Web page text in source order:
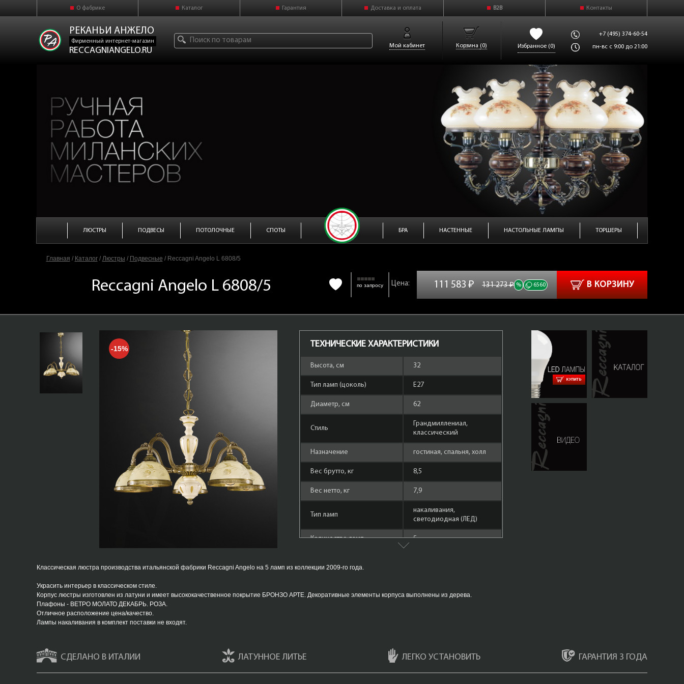
О фабрике Каталог Гарантия Доставка и оплата B2B Контакты
РЕКАНЬИ АНЖЕЛО
Фирменный интернет-магазин
RECCAGNIANGELO.RU Мой кабинет Корзина (0) Избранное (0)
+7 (495) 374-60-54
пн-вс с 9:00 до 21:00
ЛЮСТРЫ ПОДВЕСЫ ПОТОЛОЧНЫЕ СПОТЫ БРА НАСТЕННЫЕ НАСТОЛЬНЫЕ ЛАМПЫ ТОРШЕРЫ
Главная / Каталог/ Люстры / Подвесные / Reccagni Angelo L 6808/5
Reccagni Angelo L 6808/5 по запросу 111 583 ₽ 131 273 ₽ % 6560 В КОРЗИНУ
-15% ТЕХНИЧЕСКИЕ ХАРАКТЕРИСТИКИ
Высота, см 32
Тип ламп (цоколь) Е27
Диаметр, см 62
Стиль
Грандмиллениал,
классический
Назначение гостиная, спальня, холл
Вес брутто, кг 8,5
Вес нетто, кг 7,9
Тип ламп
накаливания,
cветодиодная (ЛЕД)
Количество ламп 5
кв.м.
(Bronzo Arte)
Плафоны Ветро Молато дек.Роза
КУПИТЬ
Классическая люстра производства итальянской фабрики Reccagni Angelo на 5 ламп из коллекции 2009-го года.
Украсить интерьер в классическом стиле.
Корпус люстры изготовлен из латуни и имеет высококачественное покрытие БРОНЗО АРТЕ. Декоративные элементы корпуса выполнены из дерева.
Плафоны - ВЕТРО МОЛАТО ДЕКАБРЬ. РОЗА.
Отличное расположение цена/качество.
Лампы накаливания в комплект поставки не входят.
СДЕЛАНО В ИТАЛИИ ЛАТУННОЕ ЛИТЬЕ ЛЕГКО УСТАНОВИТЬ ГАРАНТИЯ 3 ГОДА